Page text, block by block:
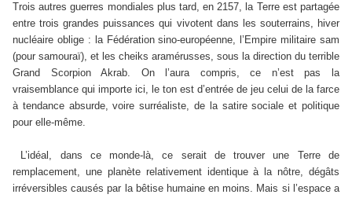
Trois autres guerres mondiales plus tard, en 2157, la Terre est partagée
entre trois grandes puissances qui vivotent dans les souterrains, hiver
nucléaire oblige : la Fédération sino-européenne, l’Empire militaire sam
(pour samouraï), et les cheiks aramérusses, sous la direction du terrible
Grand Scorpion Akrab. On l’aura compris, ce n’est pas la
vraisemblance qui importe ici, le ton est d’entrée de jeu celui de la farce
à tendance absurde, voire surréaliste, de la satire sociale et politique
pour elle-même.
L’idéal, dans ce monde-là, ce serait de trouver une Terre de
remplacement, une planète relativement identique à la nôtre, dégâts
irréversibles causés par la bêtise humaine en moins. Mais si l’espace a